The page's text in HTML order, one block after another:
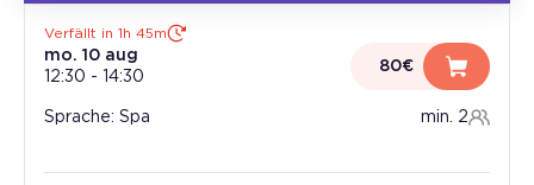
Verfällt in 1h 45m
mo. 10 aug
12:30 - 14:30
80€
Sprache: Spa min. 2